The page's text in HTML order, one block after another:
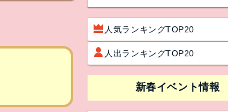
人気ランキングTOP20
人出ランキングTOP20
新春イベント情報